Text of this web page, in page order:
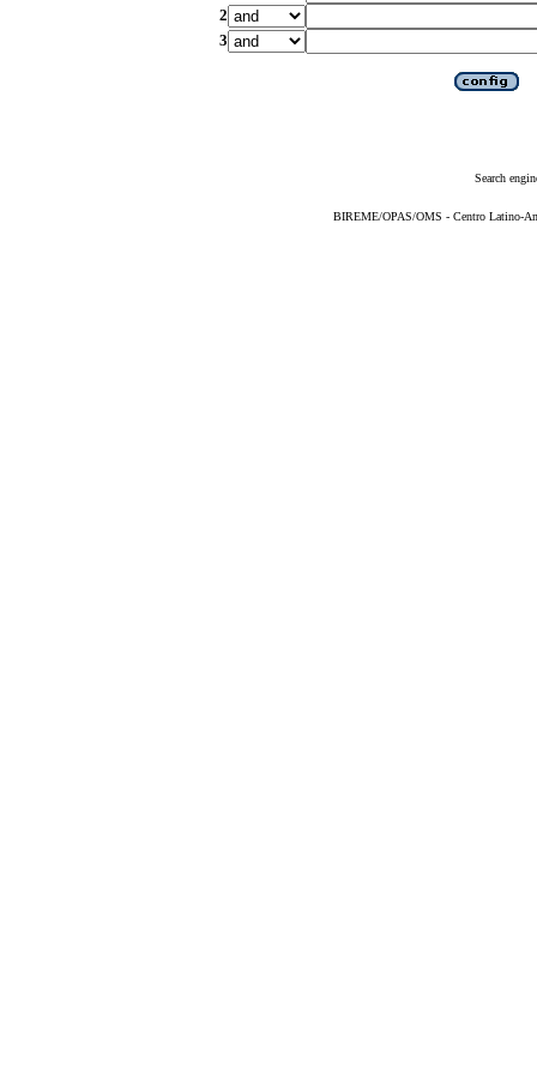
2
3
Search
BIREME/OPAS/OMS - Centro Latino-